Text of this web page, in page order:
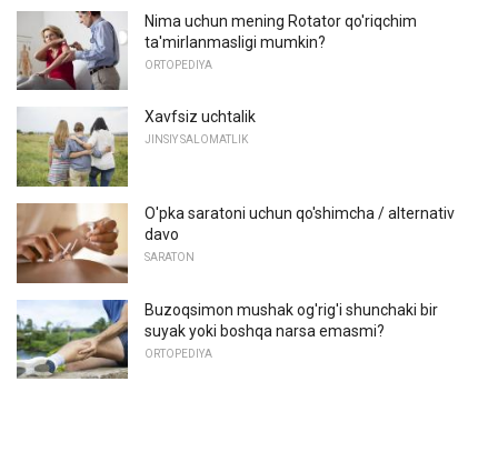
Nima uchun mening Rotator qo'riqchim
ta'mirlanmasligi mumkin?
ORTOPEDIYA
Xavfsiz uchtalik
JINSIY SALOMATLIK
O'pka saratoni uchun qo'shimcha / alternativ
davo
SARATON
Buzoqsimon mushak og'rig'i shunchaki bir
suyak yoki boshqa narsa emasmi?
ORTOPEDIYA